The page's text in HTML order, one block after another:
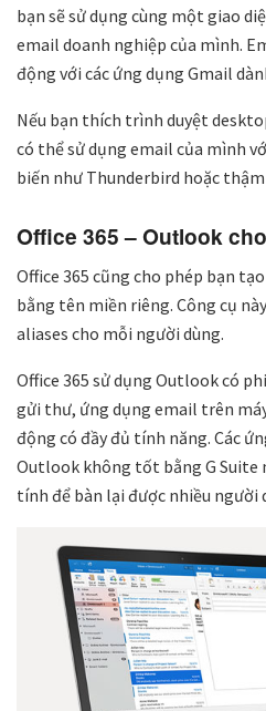
bạn sẽ sử dụng cùng một giao
email doanh nghiệp của mình.
động với các ứng dụng Gmail
Nếu bạn thích trình duyệt
có thể sử dụng email của mình
biến như Thunderbird hoặc
Office 365 – Outlook
Office 365 cũng cho phép bạn
bằng tên miền riêng. Công cụ
aliases cho mỗi người dùng.
Office 365 sử dụng Outlook có
gửi thư, ứng dụng email trên
động có đầy đủ tính năng. Các
Outlook không tốt bằng G
tính để bàn lại được nhiều người